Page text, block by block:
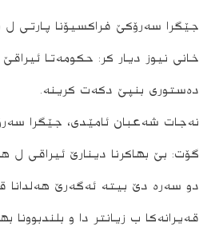
جێگرا سەرۆکێ فراکسیۆنا پارتی ل
خانی نیوز دیار کر: حکومەتا
دەستوری بنپێ دکەت کرینە.
نەجات شەعبان ئامێدی، جێگرا
گۆت: بێ بھاکرنا دینارێ ئیراقی ل
دو سەرە دێ بیتە ئەگەرێ ھەلدانا
قەیرانەکا ب زیانتر دا و بلندبوونا